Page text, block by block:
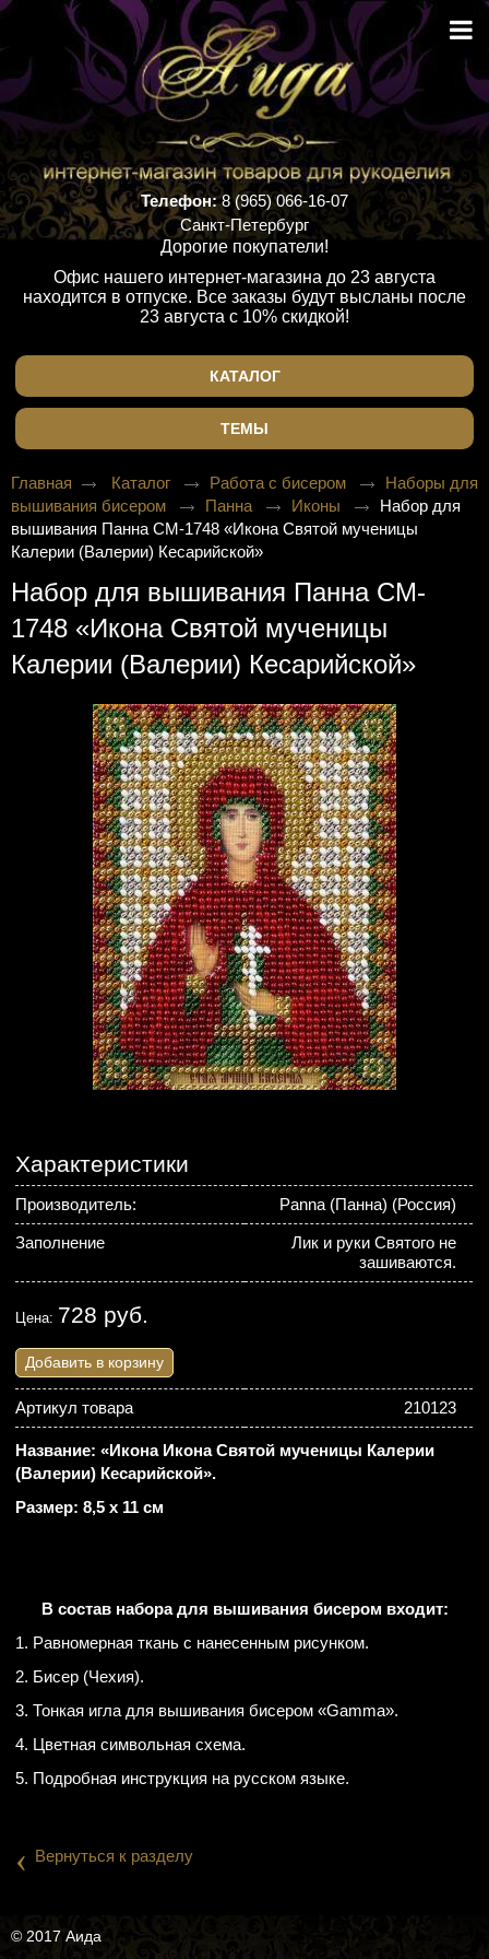
Телефон:8 (965) 066-16-07
Санкт-Петербург
Дорогие покупатели!
Офис нашего интернет-магазина до 23 августа
находится в отпуске. Все заказы будут высланы после
23 августа с 10% скидкой!
КАТАЛОГ
ТЕМЫ
Главная Каталог Работа с бисером
Наборы для
вышивания бисером
Панна Иконы
Набор для
вышивания Панна CM-1748 «Икона Святой мученицы
Калерии (Валерии) Кесарийской»
Набор для вышивания Панна CM-
1748 «Икона Святой мученицы
Калерии (Валерии) Кесарийской»
Характеристики
Производитель: Panna (Панна) (Россия)
Заполнение
Лик и руки Святого не
зашиваются.
Цена: 728 руб.
Добавить в корзину
Артикул товара 210123
Название: «Икона Икона Святой мученицы Калерии
(Валерии) Кесарийской».
Размер: 8,5 х 11 см
В состав набора для вышивания бисером входит:
1. Равномерная ткань с нанесенным рисунком.
2. Бисер (Чехия).
3. Тонкая игла для вышивания бисером «Gamma».
4. Цветная символьная схема.
5. Подробная инструкция на русском языке.
‹ Вернуться к разделу
© 2017 Аида